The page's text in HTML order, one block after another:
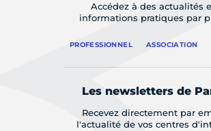
Accédez à des actualités
informations pratiques par
PROFESSIONNEL ASSOCIATION
Les newsletters de
Recevez directement par
l'actualité de vos centres